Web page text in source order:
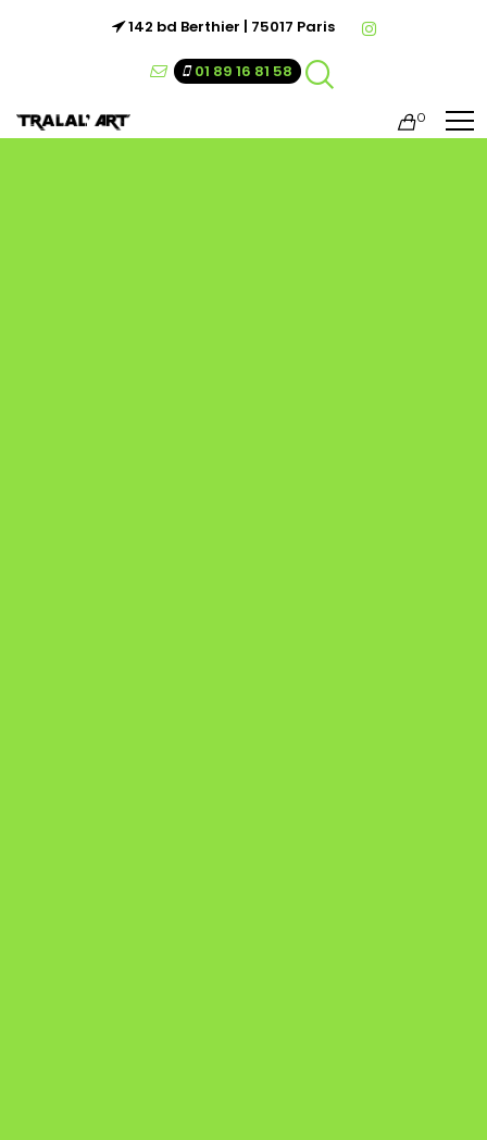
142 bd Berthier | 75017 Paris
01 89 16 81 58
0